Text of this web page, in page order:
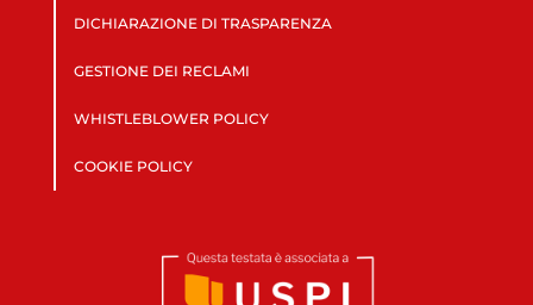
DICHIARAZIONE DI TRASPARENZA
GESTIONE DEI RECLAMI
WHISTLEBLOWER POLICY
COOKIE POLICY